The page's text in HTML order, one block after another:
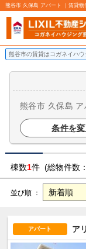
熊谷市 久保島 アパート ｜賃貸
熊谷市の賃貸はコガネイハウ
熊谷市 久保島
条件を
棟数1件 (総物件数：
並び順 ：
アパート ア